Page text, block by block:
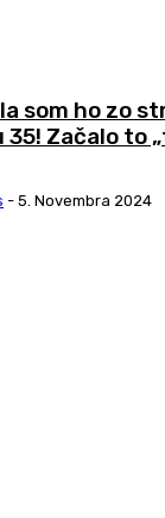
som ho zo
Začalo to
- 5. Novembra 2024